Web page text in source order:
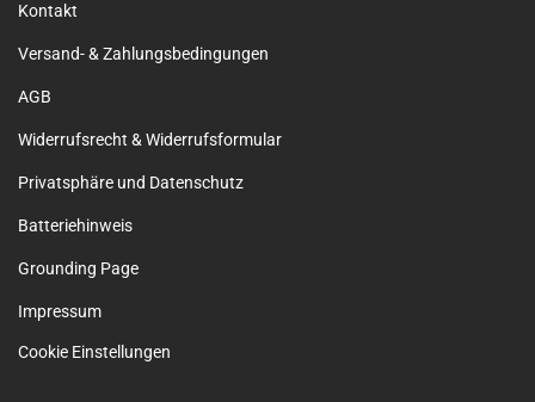
Kontakt
Versand- & Zahlungsbedingungen
AGB
Widerrufsrecht & Widerrufsformular
Privatsphäre und Datenschutz
Batteriehinweis
Grounding Page
Impressum
Cookie Einstellungen